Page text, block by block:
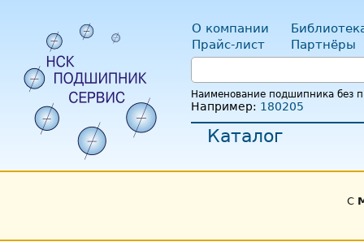
О компании
Прайс-лист
Партнёры
Наименование подшипника без
Например: 180205
Каталог
С